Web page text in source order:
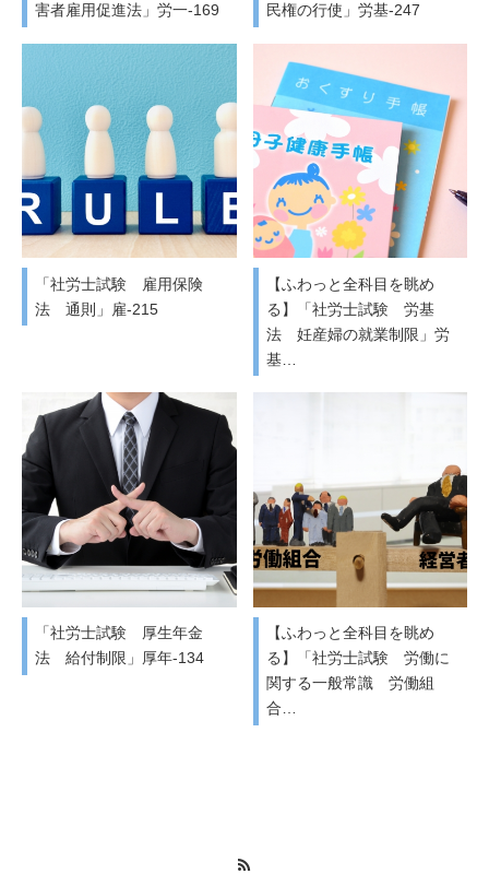
害者雇用促進法」労一-169
民権の行使」労基-247
「社労士試験 雇用保険
法 通則」雇-215
【ふわっと全科目を眺め
る】「社労士試験 労基
法 妊産婦の就業制限」労
基…
「社労士試験 厚生年金
法 給付制限」厚年-134
【ふわっと全科目を眺め
る】「社労士試験 労働に
関する一般常識 労働組
合…